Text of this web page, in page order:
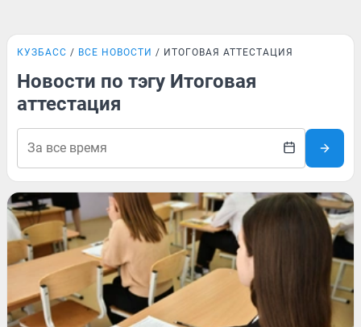
КУЗБАСС ВСЕ НОВОСТИ ИТОГОВАЯ АТТЕСТАЦИЯ
Новости по тэгу Итоговая
аттестация